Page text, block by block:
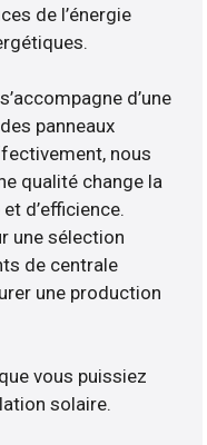
de l’énergie
d’une
panneaux
nous
qualité change la
d’efficience.
une sélection
de centrale
une production
vous puissiez
solaire.